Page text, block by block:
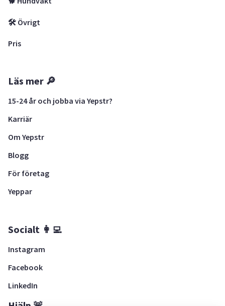
🛠 Övrigt
Pris
Läs mer 🔎
15-24 år och jobba via Yepstr?
Karriär
Om Yepstr
Blogg
För företag
Yeppar
Socialt 👩‍💻
Instagram
Facebook
LinkedIn